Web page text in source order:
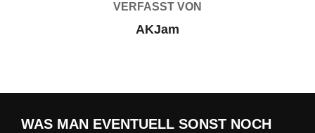
VERFASST VON
AKJam
WAS MAN EVENTUELL SONST NOCH